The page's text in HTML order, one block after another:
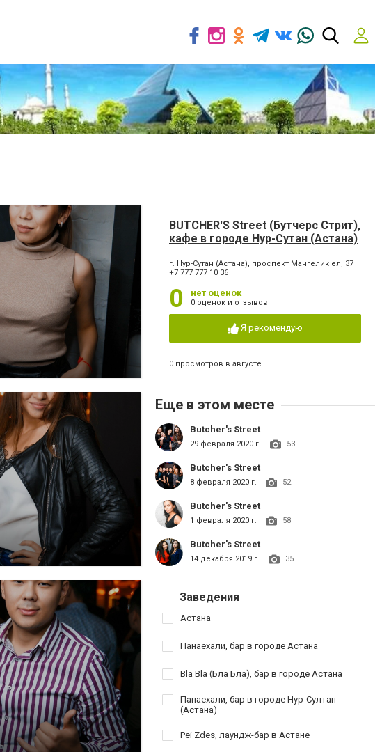
BUTCHER'S Street (Бутчерс Стрит),
кафе в городе Нур-Сутан (Астана)
г. Нур-Сутан (Астана), проспект Мангелик ел, 37
+7 777 777 10 36
0 нет оценок
0 оценок и отзывов
Я рекомендую
0 просмотров в августе
Еще в этом месте
Butcher's Street
29 февраля 2020 г. 53
Butcher's Street
8 февраля 2020 г. 52
Butcher's Street
1 февраля 2020 г. 58
Butcher's Street
14 декабря 2019 г. 35
Заведения
Астана
Панаехали, бар в городе Астана
Bla Bla (Бла Бла), бар в городе Астана
Панаехали, бар в городе Нур-Султан
(Астана)
Pei Zdes, лаундж-бар в Астане